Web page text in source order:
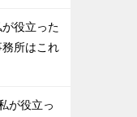
役立った
所はこれ
が役立っ